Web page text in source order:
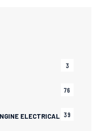
3
76
ELECTRICAL 39